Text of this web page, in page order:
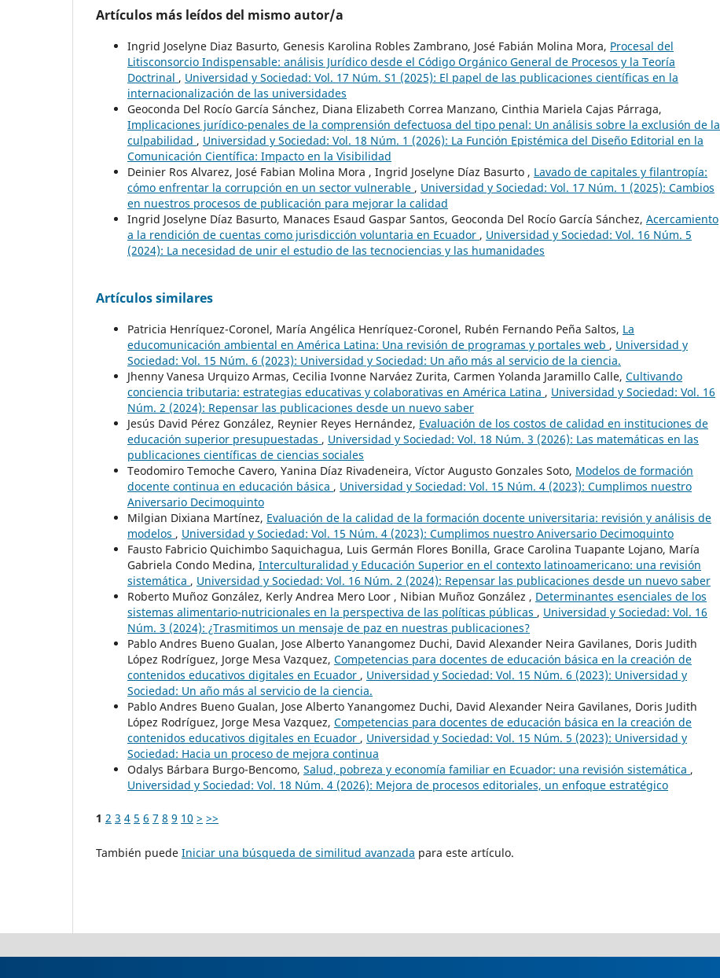
Artículos más leídos del mismo autor/a
Ingrid Joselyne Diaz Basurto, Genesis Karolina Robles Zambrano, José Fabián Molina Mora, Procesal del
Litisconsorcio Indispensable: análisis Jurídico desde el Código Orgánico General de Procesos y la Teoría
Doctrinal , Universidad y Sociedad: Vol. 17 Núm. S1 (2025): El papel de las publicaciones científicas en la
internacionalización de las universidades
Geoconda Del Rocío García Sánchez, Diana Elizabeth Correa Manzano, Cinthia Mariela Cajas Párraga,
Implicaciones jurídico-penales de la comprensión defectuosa del tipo penal: Un análisis sobre la exclusión de la
culpabilidad , Universidad y Sociedad: Vol. 18 Núm. 1 (2026): La Función Epistémica del Diseño Editorial en la
Comunicación Científica: Impacto en la Visibilidad
Deinier Ros Alvarez, José Fabian Molina Mora , Ingrid Joselyne Díaz Basurto , Lavado de capitales y filantropía:
cómo enfrentar la corrupción en un sector vulnerable , Universidad y Sociedad: Vol. 17 Núm. 1 (2025): Cambios
en nuestros procesos de publicación para mejorar la calidad
Ingrid Joselyne Díaz Basurto, Manaces Esaud Gaspar Santos, Geoconda Del Rocío García Sánchez, Acercamiento
a la rendición de cuentas como jurisdicción voluntaria en Ecuador , Universidad y Sociedad: Vol. 16 Núm. 5
(2024): La necesidad de unir el estudio de las tecnociencias y las humanidades
Artículos similares
Patricia Henríquez-Coronel, María Angélica Henríquez-Coronel, Rubén Fernando Peña Saltos, La
educomunicación ambiental en América Latina: Una revisión de programas y portales web , Universidad y
Sociedad: Vol. 15 Núm. 6 (2023): Universidad y Sociedad: Un año más al servicio de la ciencia.
Jhenny Vanesa Urquizo Armas, Cecilia Ivonne Narváez Zurita, Carmen Yolanda Jaramillo Calle, Cultivando
conciencia tributaria: estrategias educativas y colaborativas en América Latina , Universidad y Sociedad: Vol. 16
Núm. 2 (2024): Repensar las publicaciones desde un nuevo saber
Jesús David Pérez González, Reynier Reyes Hernández, Evaluación de los costos de calidad en instituciones de
educación superior presupuestadas , Universidad y Sociedad: Vol. 18 Núm. 3 (2026): Las matemáticas en las
publicaciones científicas de ciencias sociales
Teodomiro Temoche Cavero, Yanina Díaz Rivadeneira, Víctor Augusto Gonzales Soto, Modelos de formación
docente continua en educación básica , Universidad y Sociedad: Vol. 15 Núm. 4 (2023): Cumplimos nuestro
Aniversario Decimoquinto
Milgian Dixiana Martínez, Evaluación de la calidad de la formación docente universitaria: revisión y análisis de
modelos , Universidad y Sociedad: Vol. 15 Núm. 4 (2023): Cumplimos nuestro Aniversario Decimoquinto
Fausto Fabricio Quichimbo Saquichagua, Luis Germán Flores Bonilla, Grace Carolina Tuapante Lojano, María
Gabriela Condo Medina, Interculturalidad y Educación Superior en el contexto latinoamericano: una revisión
sistemática , Universidad y Sociedad: Vol. 16 Núm. 2 (2024): Repensar las publicaciones desde un nuevo saber
Roberto Muñoz González, Kerly Andrea Mero Loor , Nibian Muñoz González , Determinantes esenciales de los
sistemas alimentario-nutricionales en la perspectiva de las políticas públicas , Universidad y Sociedad: Vol. 16
Núm. 3 (2024): ¿Trasmitimos un mensaje de paz en nuestras publicaciones?
Pablo Andres Bueno Gualan, Jose Alberto Yanangomez Duchi, David Alexander Neira Gavilanes, Doris Judith
López Rodríguez, Jorge Mesa Vazquez, Competencias para docentes de educación básica en la creación de
contenidos educativos digitales en Ecuador , Universidad y Sociedad: Vol. 15 Núm. 6 (2023): Universidad y
Sociedad: Un año más al servicio de la ciencia.
Pablo Andres Bueno Gualan, Jose Alberto Yanangomez Duchi, David Alexander Neira Gavilanes, Doris Judith
López Rodríguez, Jorge Mesa Vazquez, Competencias para docentes de educación básica en la creación de
contenidos educativos digitales en Ecuador , Universidad y Sociedad: Vol. 15 Núm. 5 (2023): Universidad y
Sociedad: Hacia un proceso de mejora continua
Odalys Bárbara Burgo-Bencomo, Salud, pobreza y economía familiar en Ecuador: una revisión sistemática ,
Universidad y Sociedad: Vol. 18 Núm. 4 (2026): Mejora de procesos editoriales, un enfoque estratégico
1 2 3 4 5 6 7 8 9 10 > >>
También puede Iniciar una búsqueda de similitud avanzada para este artículo.